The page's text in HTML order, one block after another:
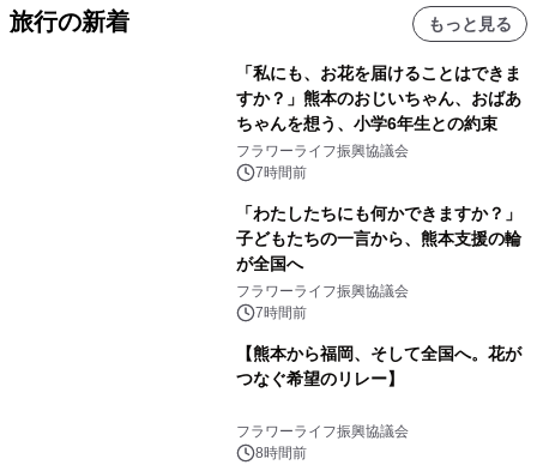
旅行の新着 もっと見る
「私にも、お花を届けることはできま
すか？」熊本のおじいちゃん、おばあ
ちゃんを想う、小学6年生との約束
フラワーライフ振興協議会
7時間前
「わたしたちにも何かできますか？」
子どもたちの一言から、熊本支援の輪
が全国へ
フラワーライフ振興協議会
7時間前
【熊本から福岡、そして全国へ。花が
つなぐ希望のリレー】
フラワーライフ振興協議会
8時間前